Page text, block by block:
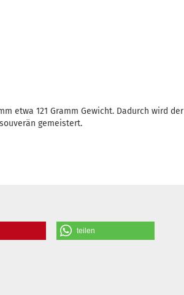
etwa 121 Gramm Gewicht. Dadurch wird der
gemeistert.
teilen